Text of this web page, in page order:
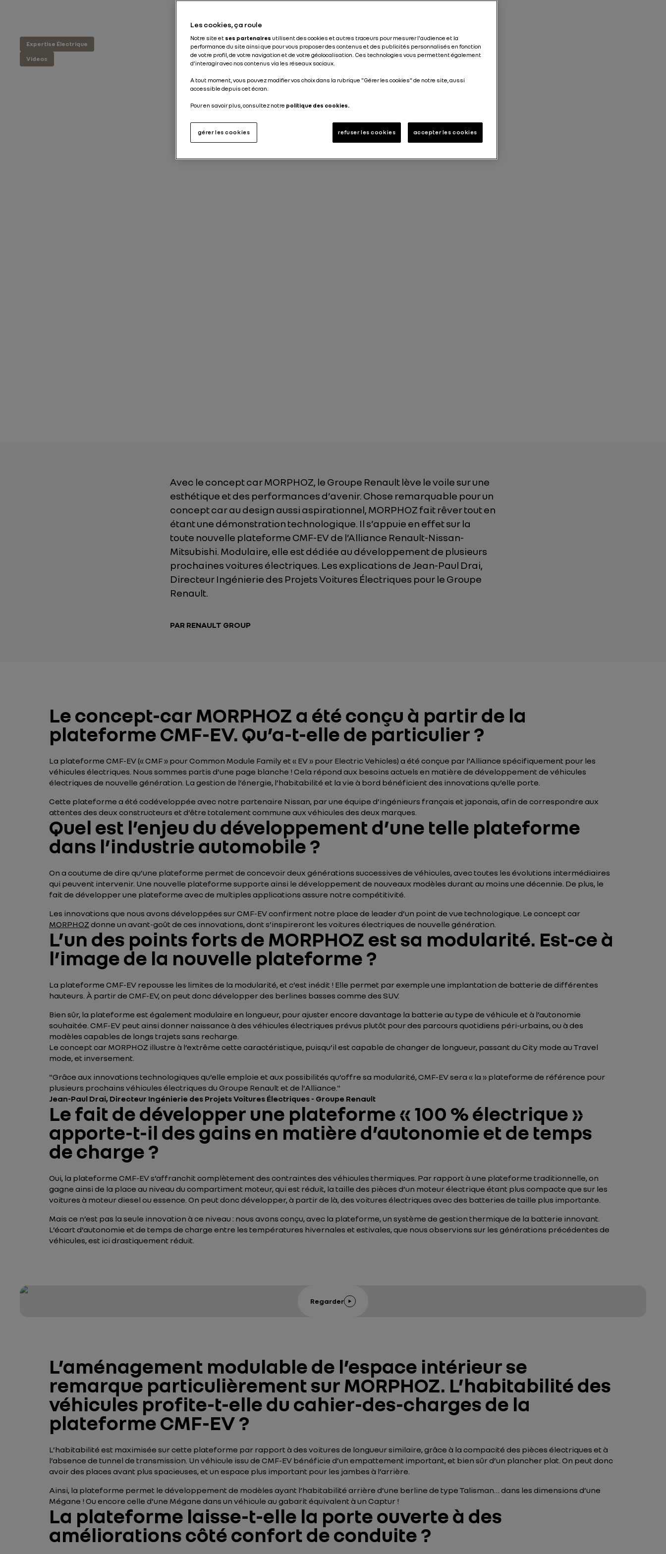
Expertise Électrique
Videos
Avec le concept car MORPHOZ, le Groupe Renault lève le voile sur une
esthétique et des performances d’avenir. Chose remarquable pour un
concept car au design aussi aspirationnel, MORPHOZ fait rêver tout en
étant une démonstration technologique. Il s’appuie en effet sur la
toute nouvelle plateforme CMF-EV de l’Alliance Renault-Nissan-
Mitsubishi. Modulaire, elle est dédiée au développement de plusieurs
prochaines voitures électriques. Les explications de Jean-Paul Drai,
Directeur Ingénierie des Projets Voitures Électriques pour le Groupe
Renault.
PAR RENAULT GROUP
Le concept-car MORPHOZ a été conçu à partir de la
plateforme CMF-EV. Qu’a-t-elle de particulier ?
La plateforme CMF-EV (« CMF » pourCommon Module Familyet « EV » pour Electric Vehicles) a été conçue par l’Alliance spécifiquement pour les
véhicules électriques. Nous sommes partis d’une page blanche ! Cela répond aux besoins actuels en matière de développement de véhicules
électriques de nouvelle génération. La gestion de l’énergie, l’habitabilité et la vie à bord bénéficient des innovations qu’elle porte.
Cette plateforme a été codéveloppée avec notre partenaire Nissan, par une équipe d’ingénieurs français et japonais, afin de correspondre aux
attentes des deux constructeurs et d’être totalement commune aux véhicules des deux marques.
Quel est l’enjeu du développement d’une telle plateforme
dans l’industrie automobile ?
On a coutume de dire qu’une plateforme permet de concevoir deux générations successives de véhicules, avec toutes les évolutions intermédiaires
qui peuvent intervenir. Une nouvelle plateforme supporte ainsi le développement de nouveaux modèles durant au moins une décennie. De plus, le
fait de développer une plateforme avec de multiples applications assure notre compétitivité.
Les innovations que nous avons développées sur CMF-EV confirment notre place de leader d’un point de vue technologique. Le concept car
MORPHOZ donne un avant-goût de ces innovations, dont s’inspireront les voitures électriques de nouvelle génération.
L’un des points forts de MORPHOZ est sa modularité. Est-ce à
l’image de la nouvelle plateforme ?
La plateforme CMF-EV repousse les limites de la modularité, et c’est inédit ! Elle permet par exemple une implantation de batterie de différentes
hauteurs. À partir de CMF-EV, on peut donc développer des berlines basses comme des SUV.
Bien sûr, la plateforme est également modulaire en longueur, pour ajuster encore davantage la batterie au type de véhicule et à l’autonomie
souhaitée. CMF-EV peut ainsi donner naissance à des véhicules électriques prévus plutôt pour des parcours quotidiens péri-urbains, ou à des
modèles capables de longs trajets sans recharge.
Le concept car MORPHOZ illustre à l’extrême cette caractéristique, puisqu’il est capable de changer de longueur, passant du City mode au Travel
mode, et inversement.
"Grâce aux innovations technologiques qu’elle emploie et aux possibilités qu’offre sa modularité, CMF-EV sera « la » plateforme de référence pour
plusieurs prochains véhicules électriques du Groupe Renault et de l’Alliance."
Jean-Paul Drai, Directeur Ingénierie des Projets Voitures Électriques - Groupe Renault
Le fait de développer une plateforme « 100 % électrique »
apporte-t-il des gains en matière d’autonomie et de temps
de charge ?
Oui, la plateforme CMF-EV s’affranchit complètement des contraintes des véhicules thermiques. Par rapport à une plateforme traditionnelle, on
gagne ainsi de la place au niveau du compartiment moteur, qui est réduit, la taille des pièces d’un moteur électrique étant plus compacte que sur les
voitures à moteur diesel ou essence. On peut donc développer, à partir de là, des voitures électriques avec des batteries de taille plus importante.
Mais ce n’est pas la seule innovation à ce niveau : nous avons conçu, avec la plateforme, un système de gestion thermique de la batterie innovant.
L’écart d’autonomie et de temps de charge entre les températures hivernales et estivales, que nous observions sur les générations précédentes de
véhicules, est ici drastiquement réduit.
Regarder
L’aménagement modulable de l’espace intérieur se
remarque particulièrement sur MORPHOZ. L’habitabilité des
véhicules profite-t-elle du cahier-des-charges de la
plateforme CMF-EV ?
L’habitabilité est maximisée sur cette plateforme par rapport à des voitures de longueur similaire, grâce à la compacité des pièces électriques et à
l’absence de tunnel de transmission. Un véhicule issu de CMF-EV bénéficie d’un empattement important, et bien sûr d’un plancher plat. On peut donc
avoir des places avant plus spacieuses, et un espace plus important pour les jambes à l’arrière.
Ainsi, la plateforme permet le développement de modèles ayant l’habitabilité arrière d’une berline de type Talisman… dans les dimensions d’une
Mégane ! Ou encore celle d’une Mégane dans un véhicule au gabarit équivalent à un Captur !
La plateforme laisse-t-elle la porte ouverte à des
améliorations côté confort de conduite ?
Les cookies, ça roule
Notre site et ses partenaires utilisent des cookies et autres traceurs pour mesurer l'audience et la
performance du site ainsi que pour vous proposer des contenus et des publicités personnalisés en fonction
de votre profil, de votre navigation et de votre géolocalisation. Ces technologies vous permettent également
d’interagir avec nos contenus via les réseaux sociaux.
A tout moment, vous pouvez modifier vos choix dans la rubrique "Gérer les cookies" de notre site, aussi
accessible depuis cet écran.
Pour en savoir plus, consultez notre politique des cookies.
gérer les cookies refuser les cookies accepter les cookies